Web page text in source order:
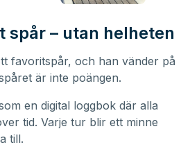
spår – utan helheten
favoritspår, och han vänder på
är inte poängen.
en digital loggbok där alla
tid. Varje tur blir ett minne
till.